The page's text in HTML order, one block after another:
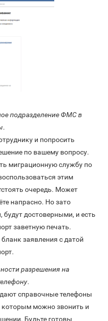
подразделение ФМС в
.
и попросить
по вашему вопросу.
миграционную службу по
этим
очередь. Может
напрасно. Но зато
достоверными, и есть
заветную печать.
заявления с датой
разрешения на
.
справочные телефоны
можно звонить и
Будьте готовы